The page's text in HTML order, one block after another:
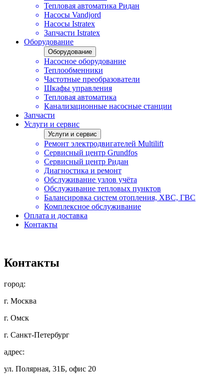
Тепловая автоматика Ридан
Насосы Vandjord
Насосы Istratex
Запчасти Istratex
Оборудование
Оборудование
Насосное оборудование
Теплообменники
Частотные преобразователи
Шкафы управления
Тепловая автоматика
Канализационные насосные станции
Запчасти
Услуги и сервис
Услуги и сервис
Ремонт электродвигателей Multilift
Сервисный центр Grundfos
Сервисный центр Ридан
Диагностика и ремонт
Обслуживание узлов учёта
Обслуживание тепловых пунктов
Балансировка систем отопления, ХВС, ГВС
Комплексное обслуживание
Оплата и доставка
Контакты
Контакты
город:
г. Москва
г. Омск
г. Санкт-Петербург
адрес:
ул. Полярная, 31Б, офис 20